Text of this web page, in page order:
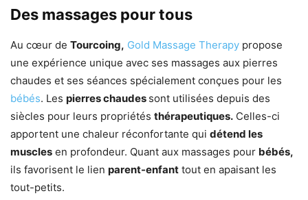
Des massages pour tous
Au cœur de Tourcoing, Gold Massage Therapy propose
une expérience unique avec ses massages aux pierres
chaudes et ses séances spécialement conçues pour les
bébés. Les pierres chaudes sont utilisées depuis des
siècles pour leurs propriétés thérapeutiques. Celles-ci
apportent une chaleur réconfortante qui détend les
muscles en profondeur. Quant aux massages pour bébés,
ils favorisent le lien parent-enfant tout en apaisant les
tout-petits.